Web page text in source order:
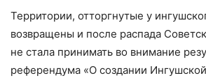
Территории, отторгнутые у
возвращены и после распада
не стала принимать во внимание
референдума «О создании